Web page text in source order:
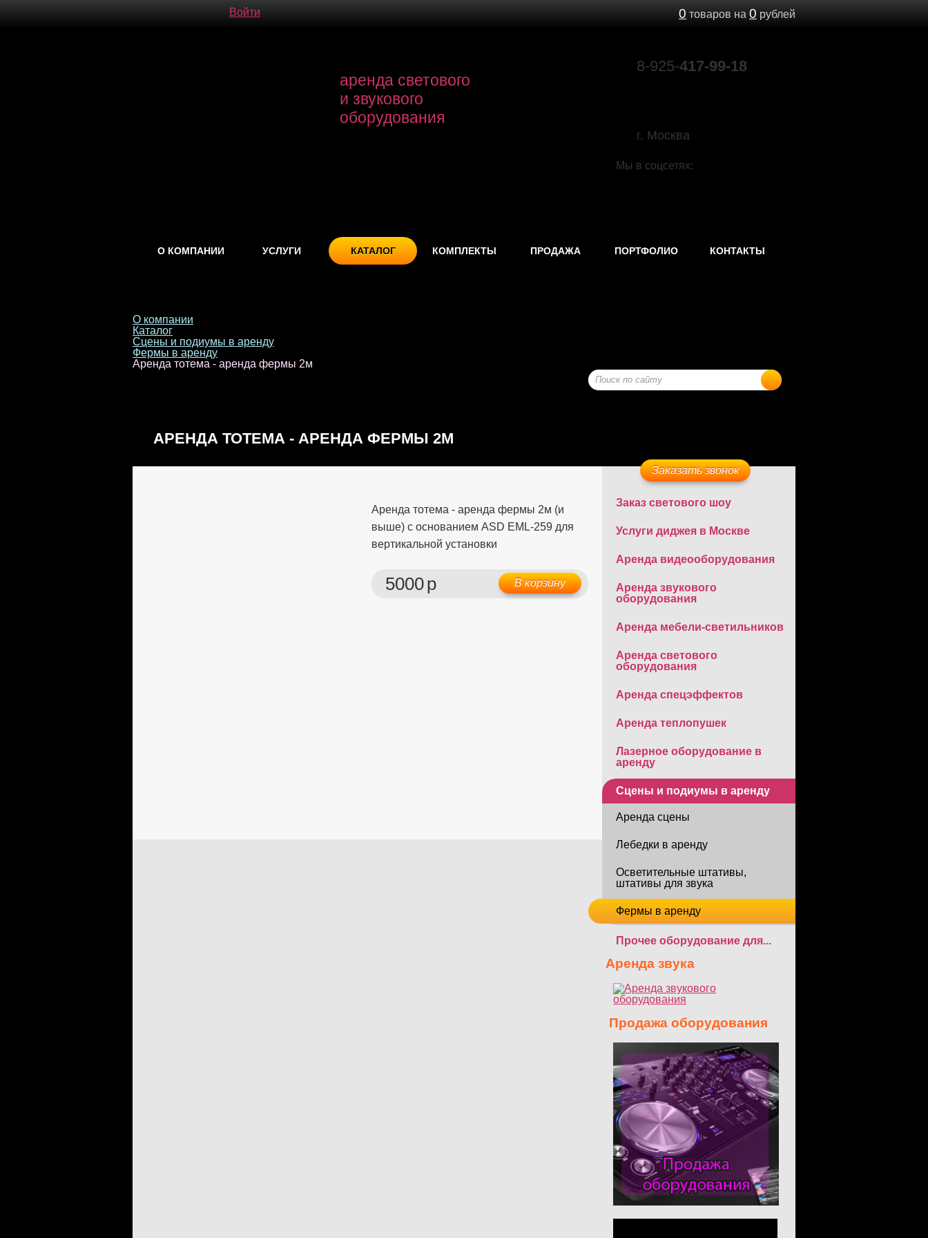
Войти 0 товаров на 0 рублей
аренда светового
и звукового
оборудования
8-925-417-99-18
г. Москва
Мы в соцсетях:
О КОМПАНИИ УСЛУГИ КАТАЛОГ КОМПЛЕКТЫ ПРОДАЖА ПОРТФОЛИО КОНТАКТЫ
О компании
Каталог
Сцены и подиумы в аренду
Фермы в аренду
Аренда тотема - аренда фермы 2м
АРЕНДА ТОТЕМА - АРЕНДА ФЕРМЫ 2М
Заказать звонок
Аренда тотема - аренда фермы 2м (и
выше) с основанием ASD EML-259 для
вертикальной установки
В корзину
5000р
Заказ светового шоу
Услуги диджея в Москве
Аренда видеооборудования
Аренда звукового
оборудования
Аренда мебели-светильников
Аренда светового
оборудования
Аренда спецэффектов
Аренда теплопушек
Лазерное оборудование в
аренду
Сцены и подиумы в аренду
Аренда сцены
Лебедки в аренду
Осветительные штативы,
штативы для звука
Фермы в аренду
Прочее оборудование для...
Аренда звука
Продажа оборудования